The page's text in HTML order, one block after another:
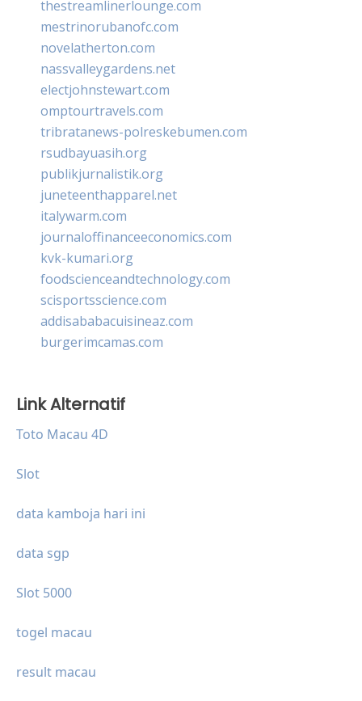
thestreamlinerlounge.com
mestrinorubanofc.com
novelatherton.com
nassvalleygardens.net
electjohnstewart.com
omptourtravels.com
tribratanews-polreskebumen.com
rsudbayuasih.org
publikjurnalistik.org
juneteenthapparel.net
italywarm.com
journaloffinanceeconomics.com
kvk-kumari.org
foodscienceandtechnology.com
scisportsscience.com
addisababacuisineaz.com
burgerimcamas.com
Link Alternatif
Toto Macau 4D
Slot
data kamboja hari ini
data sgp
Slot 5000
togel macau
result macau